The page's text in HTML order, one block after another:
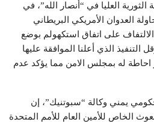
العليا في “أنصار الله”، في
العدوان الأمريكي البريطاني
الالتفاف على اتفاق استكهولم بوضع
التنفيذ الذي أعلنا الموافقة عليها
له بمجلس الامن مما يؤكد عدم
يمني وكالة “سبوتنيك”، إن
الخاص للأمين العام للأمم المتحدة